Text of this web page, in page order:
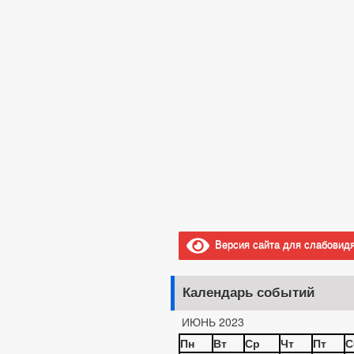
Версия сайта для
Календарь событий
ИЮНЬ 2023
Пн
Вт Ср Чт Пт